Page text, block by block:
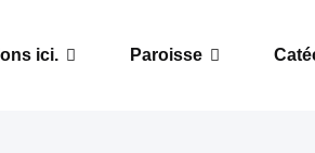
ici. Paroisse